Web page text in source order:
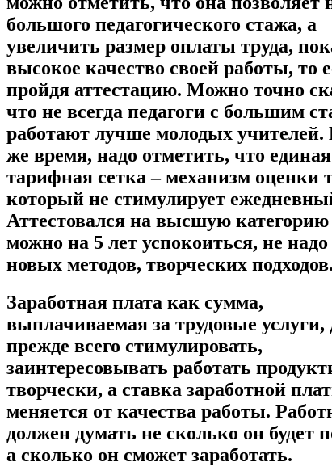
большого педагогического стажа, а
увеличить размер оплаты труда,
высокое качество своей работы, то
пройдя аттестацию. Можно точно
что не всегда педагоги с большим
работают лучше молодых учителей.
же время, надо отметить, что единая
тарифная сетка – механизм оценки
который не стимулирует
Аттестовался на высшую
можно на 5 лет успокоиться, не надо
новых методов, творческих подходов.
Заработная плата как сумма,
выплачиваемая за трудовые
прежде всего стимулировать,
заинтересовывать работать
творчески, а ставка заработной
меняется от качества работы.
должен думать не сколько он будет
а сколько он сможет заработать.